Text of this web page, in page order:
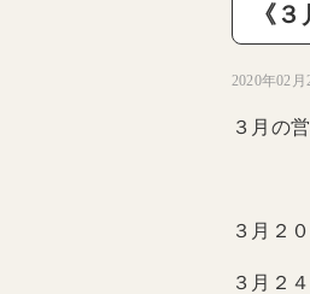
《
2020年02月
３月の
３月２
３月２